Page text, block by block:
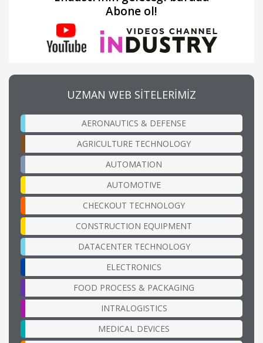
Abone ol!
UZMAN WEB SİTELERİMİZ
AERONAUTICS & DEFENSE
AGRICULTURE TECHNOLOGY
AUTOMATION
AUTOMOTIVE
CHECKOUT TECHNOLOGY
CONSTRUCTION EQUIPMENT
DATACENTER TECHNOLOGY
ELECTRONICS
FOOD PROCESS & PACKAGING
INTRALOGISTICS
MEDICAL DEVICES